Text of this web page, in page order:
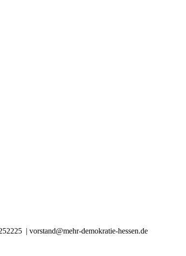
| vorstand@mehr-demokratie-hessen.de